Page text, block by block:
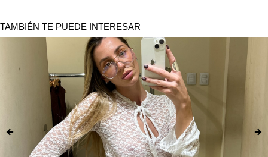
TAMBIÉN TE PUEDE INTERESAR